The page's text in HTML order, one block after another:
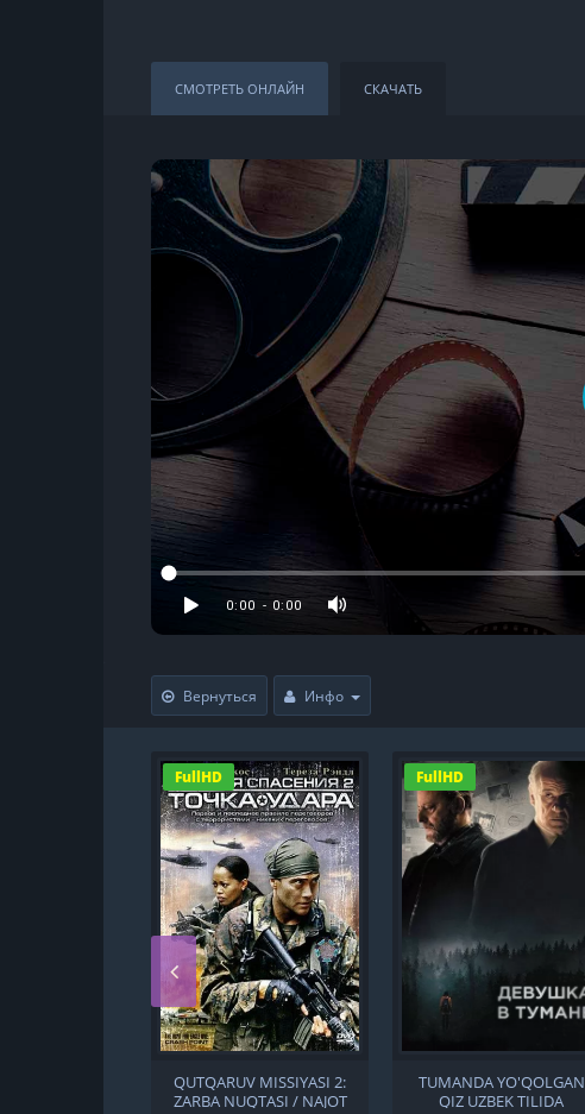
СМОТРЕТЬ ОНЛАЙН СКАЧАТЬ
Вернуться Инфо
FullHD
QUTQARUV MISSIYASI 2:
ZARBA NUQTASI / NAJOT
FullHD
TUMANDA YO'QOLGAN
QIZ UZBEK TILIDA